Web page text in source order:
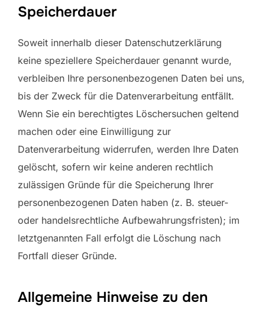
Speicherdauer
Soweit innerhalb dieser Datenschutzerklärung
keine speziellere Speicherdauer genannt wurde,
verbleiben Ihre personenbezogenen Daten bei uns,
bis der Zweck für die Datenverarbeitung entfällt.
Wenn Sie ein berechtigtes Löschersuchen geltend
machen oder eine Einwilligung zur
Datenverarbeitung widerrufen, werden Ihre Daten
gelöscht, sofern wir keine anderen rechtlich
zulässigen Gründe für die Speicherung Ihrer
personenbezogenen Daten haben (z. B. steuer-
oder handelsrechtliche Aufbewahrungsfristen); im
letztgenannten Fall erfolgt die Löschung nach
Fortfall dieser Gründe.
Allgemeine Hinweise zu den